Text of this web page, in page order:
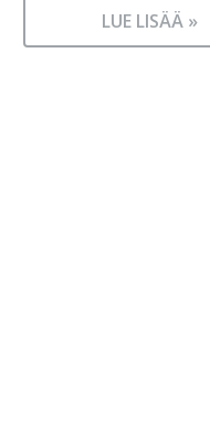
LUE LISÄÄ »